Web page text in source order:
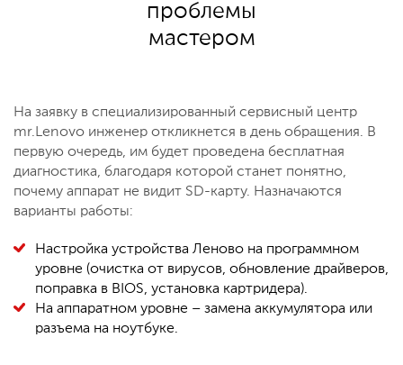
проблемы
мастером
На заявку в специализированный сервисный центр
mr.Lenovo инженер откликнется в день обращения. В
первую очередь, им будет проведена бесплатная
диагностика, благодаря которой станет понятно,
почему аппарат не видит SD-карту. Назначаются
варианты работы:
Настройка устройства Леново на программном
уровне (очистка от вирусов, обновление драйверов,
поправка в BIOS, установка картридера).
На аппаратном уровне – замена аккумулятора или
разъема на ноутбуке.